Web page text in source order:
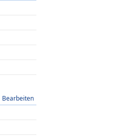
Bearbeiten